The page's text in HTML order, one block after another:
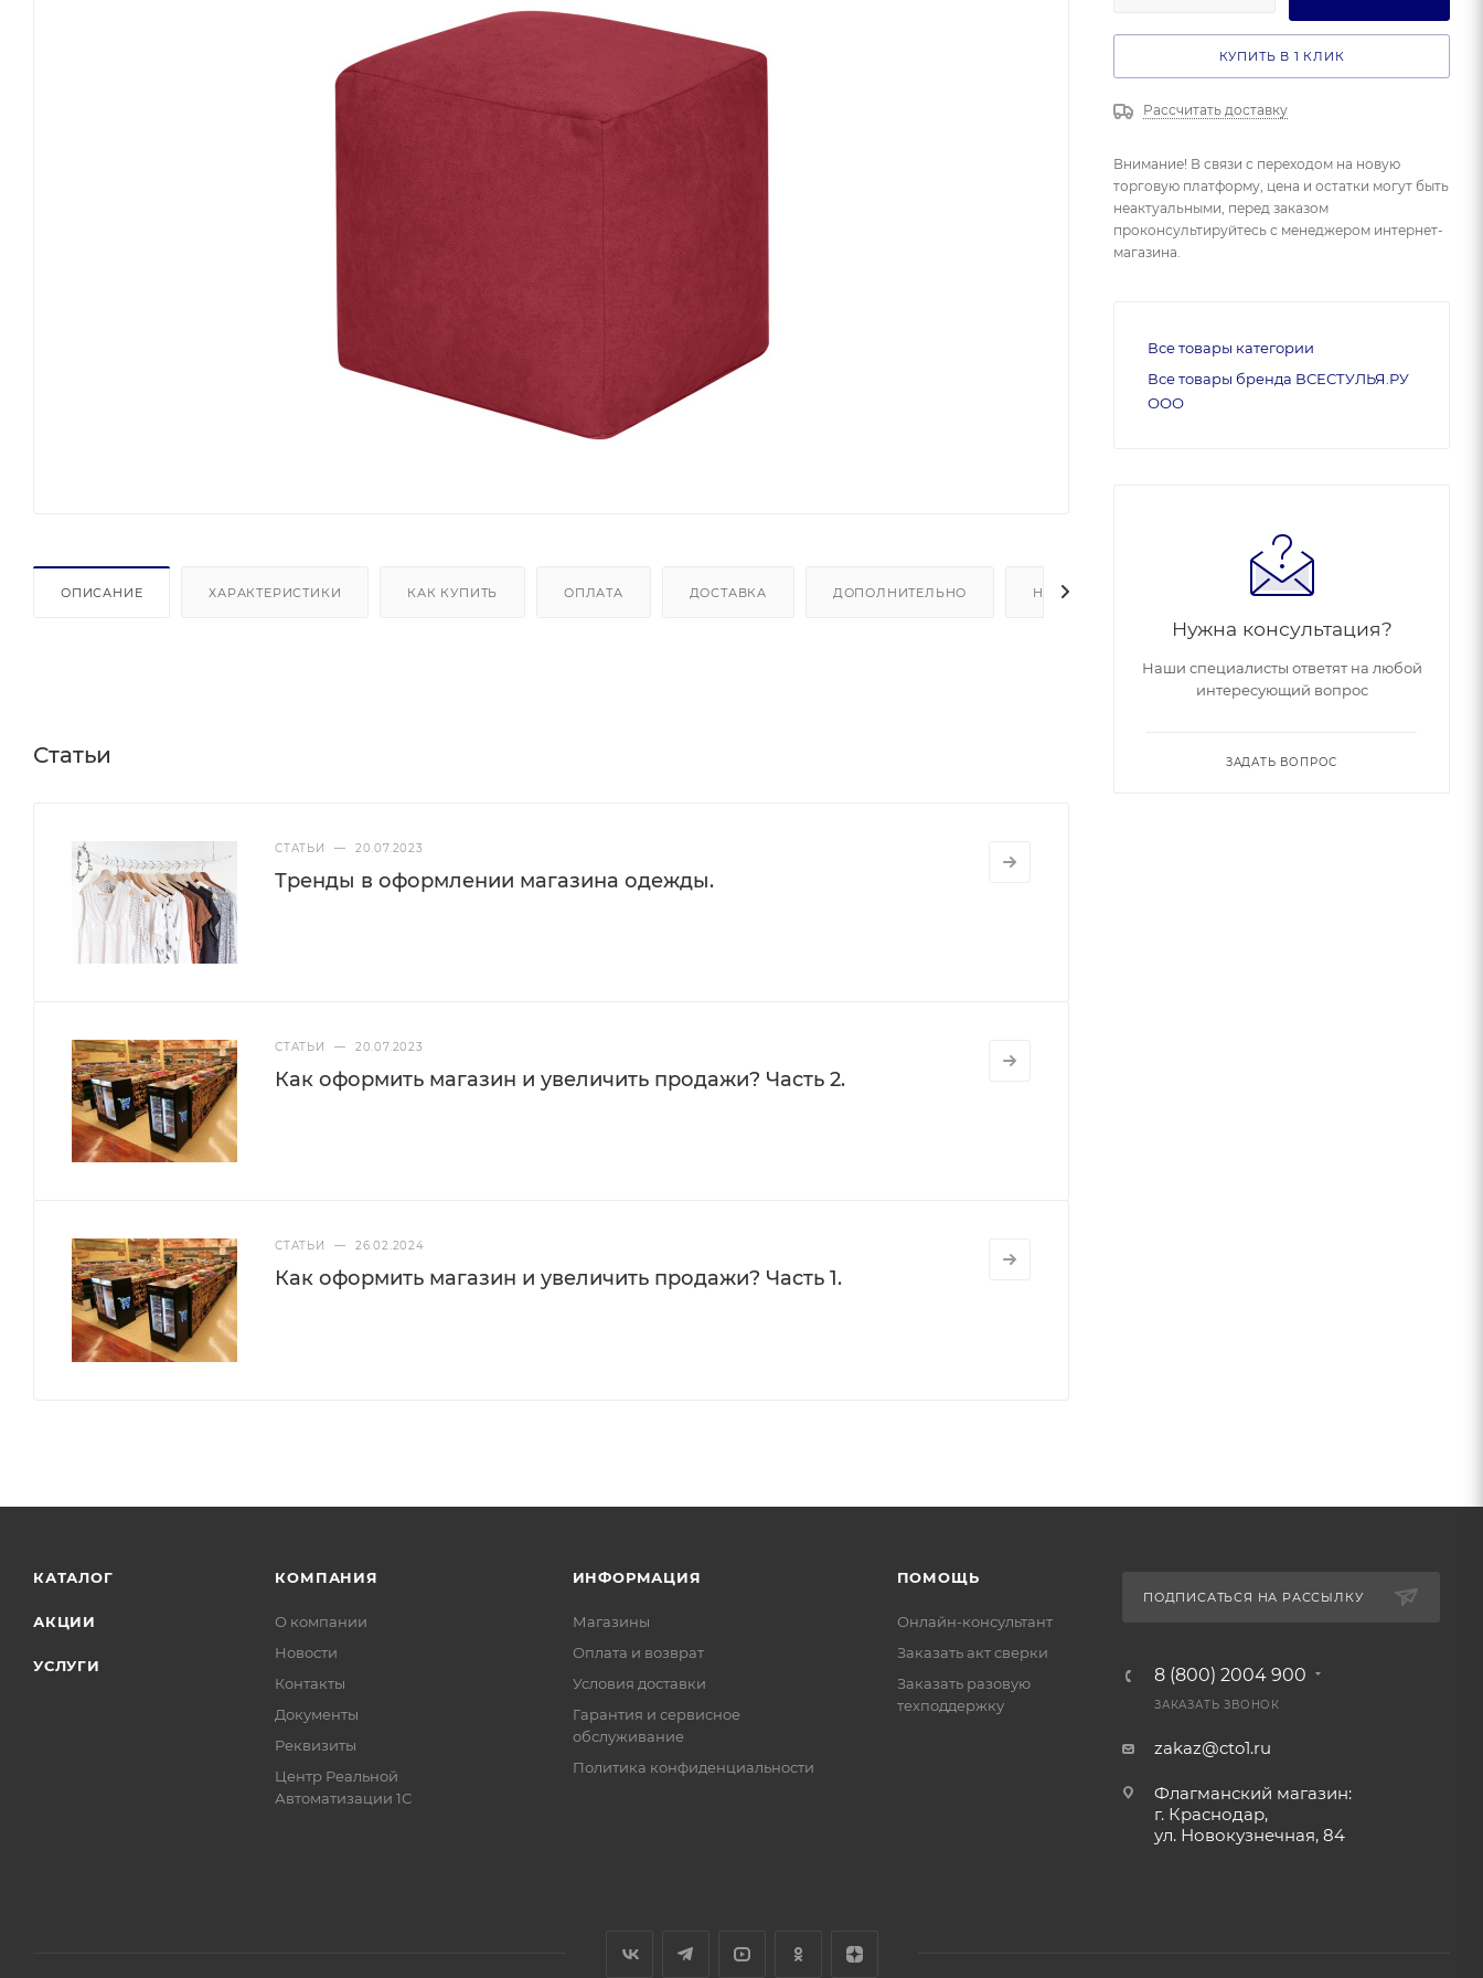
ОПИСАНИЕ ХАРАКТЕРИСТИКИ КАК КУПИТЬ ОПЛАТА ДОСТАВКА ДОПОЛНИТЕЛЬНО НАЛИЧИЕ
Статьи
СТАТЬИ — 20.07.2023
Тренды в оформлении магазина одежды.
СТАТЬИ — 20.07.2023
Как оформить магазин и увеличить продажи? Часть 2.
СТАТЬИ — 26.02.2024
Как оформить магазин и увеличить продажи? Часть 1.
КУПИТЬ В 1 КЛИК
Рассчитать доставку
Внимание! В связи с переходом на новую
торговую платформу, цена и остатки могут быть
неактуальными, перед заказом
проконсультируйтесь с менеджером интернет-
магазина.
Все товары категории
Все товары бренда ВСЕСТУЛЬЯ.РУ
ООО
Нужна консультация?
Наши специалисты ответят на любой
интересующий вопрос
ЗАДАТЬ ВОПРОС
КАТАЛОГ
АКЦИИ
УСЛУГИ
КОМПАНИЯ
О компании
Новости
Контакты
Документы
Реквизиты
Центр Реальной
Автоматизации 1С
ИНФОРМАЦИЯ
Магазины
Оплата и возврат
Условия доставки
Гарантия и сервисное
обслуживание
Политика конфиденциальности
ПОМОЩЬ
Онлайн-консультант
Заказать акт сверки
Заказать разовую
техподдержку
ПОДПИСАТЬСЯ НА РАССЫЛКУ
8 (800) 2004 900
ЗАКАЗАТЬ ЗВОНОК
zakaz@cto1.ru
Флагманский магазин:
г. Краснодар,
ул. Новокузнечная, 84